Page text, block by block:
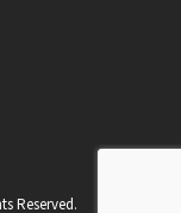
Reserved.